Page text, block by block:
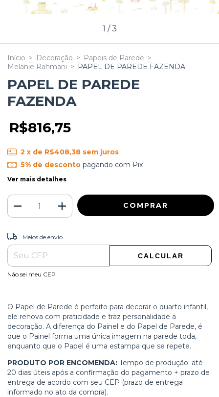
1 /3
Início > Decoração > Papeis de Parede >
Melanie Rahmani > PAPEL DE PAREDE FAZENDA
PAPEL DE PAREDE
FAZENDA
R$816,75
2 x de R$408,38 sem juros
5% de descontopagando com Pix
Ver mais detalhes
Entregas para o CEP:
Meios de envio
CALCULAR
Não sei meu CEP
O Papel de Parede é perfeito para decorar o quarto infantil,
ele renova com praticidade e traz personalidade a
decoração. A diferença do Painel e do Papel de Parede, é
que o Painel forma uma única imagem na parede toda,
enquanto que o Papel é uma estampa que se repete.
PRODUTO POR ENCOMENDA: Tempo de produção: até
20 dias úteis após a confirmação do pagamento + prazo de
entrega de acordo com seu CEP (prazo de entrega
informado no ato da compra).